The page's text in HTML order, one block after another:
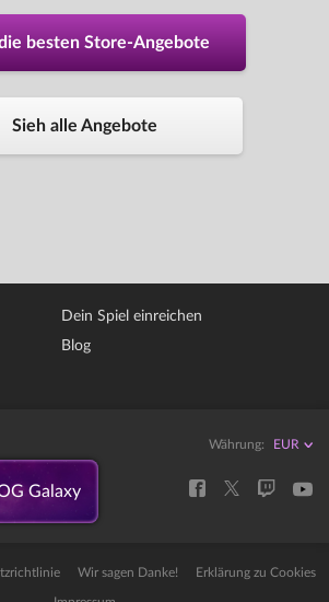
besten Store-Angebote
Sieh alle Angebote
Dein Spiel einreichen
Blog
Währung:
Galaxy
Wir sagen Danke! Erklärung zu Cookies